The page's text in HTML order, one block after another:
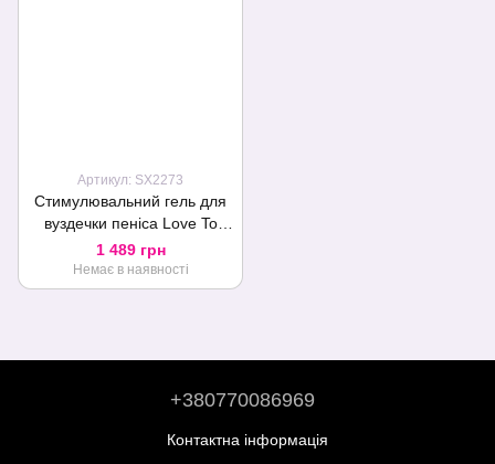
Артикул: SX2273
Стимулювальний гель для
вуздечки пеніса Love To
Love Make Me Shiver 30 мл
1 489 грн
Немає в наявності
+380770086969
Контактна інформація